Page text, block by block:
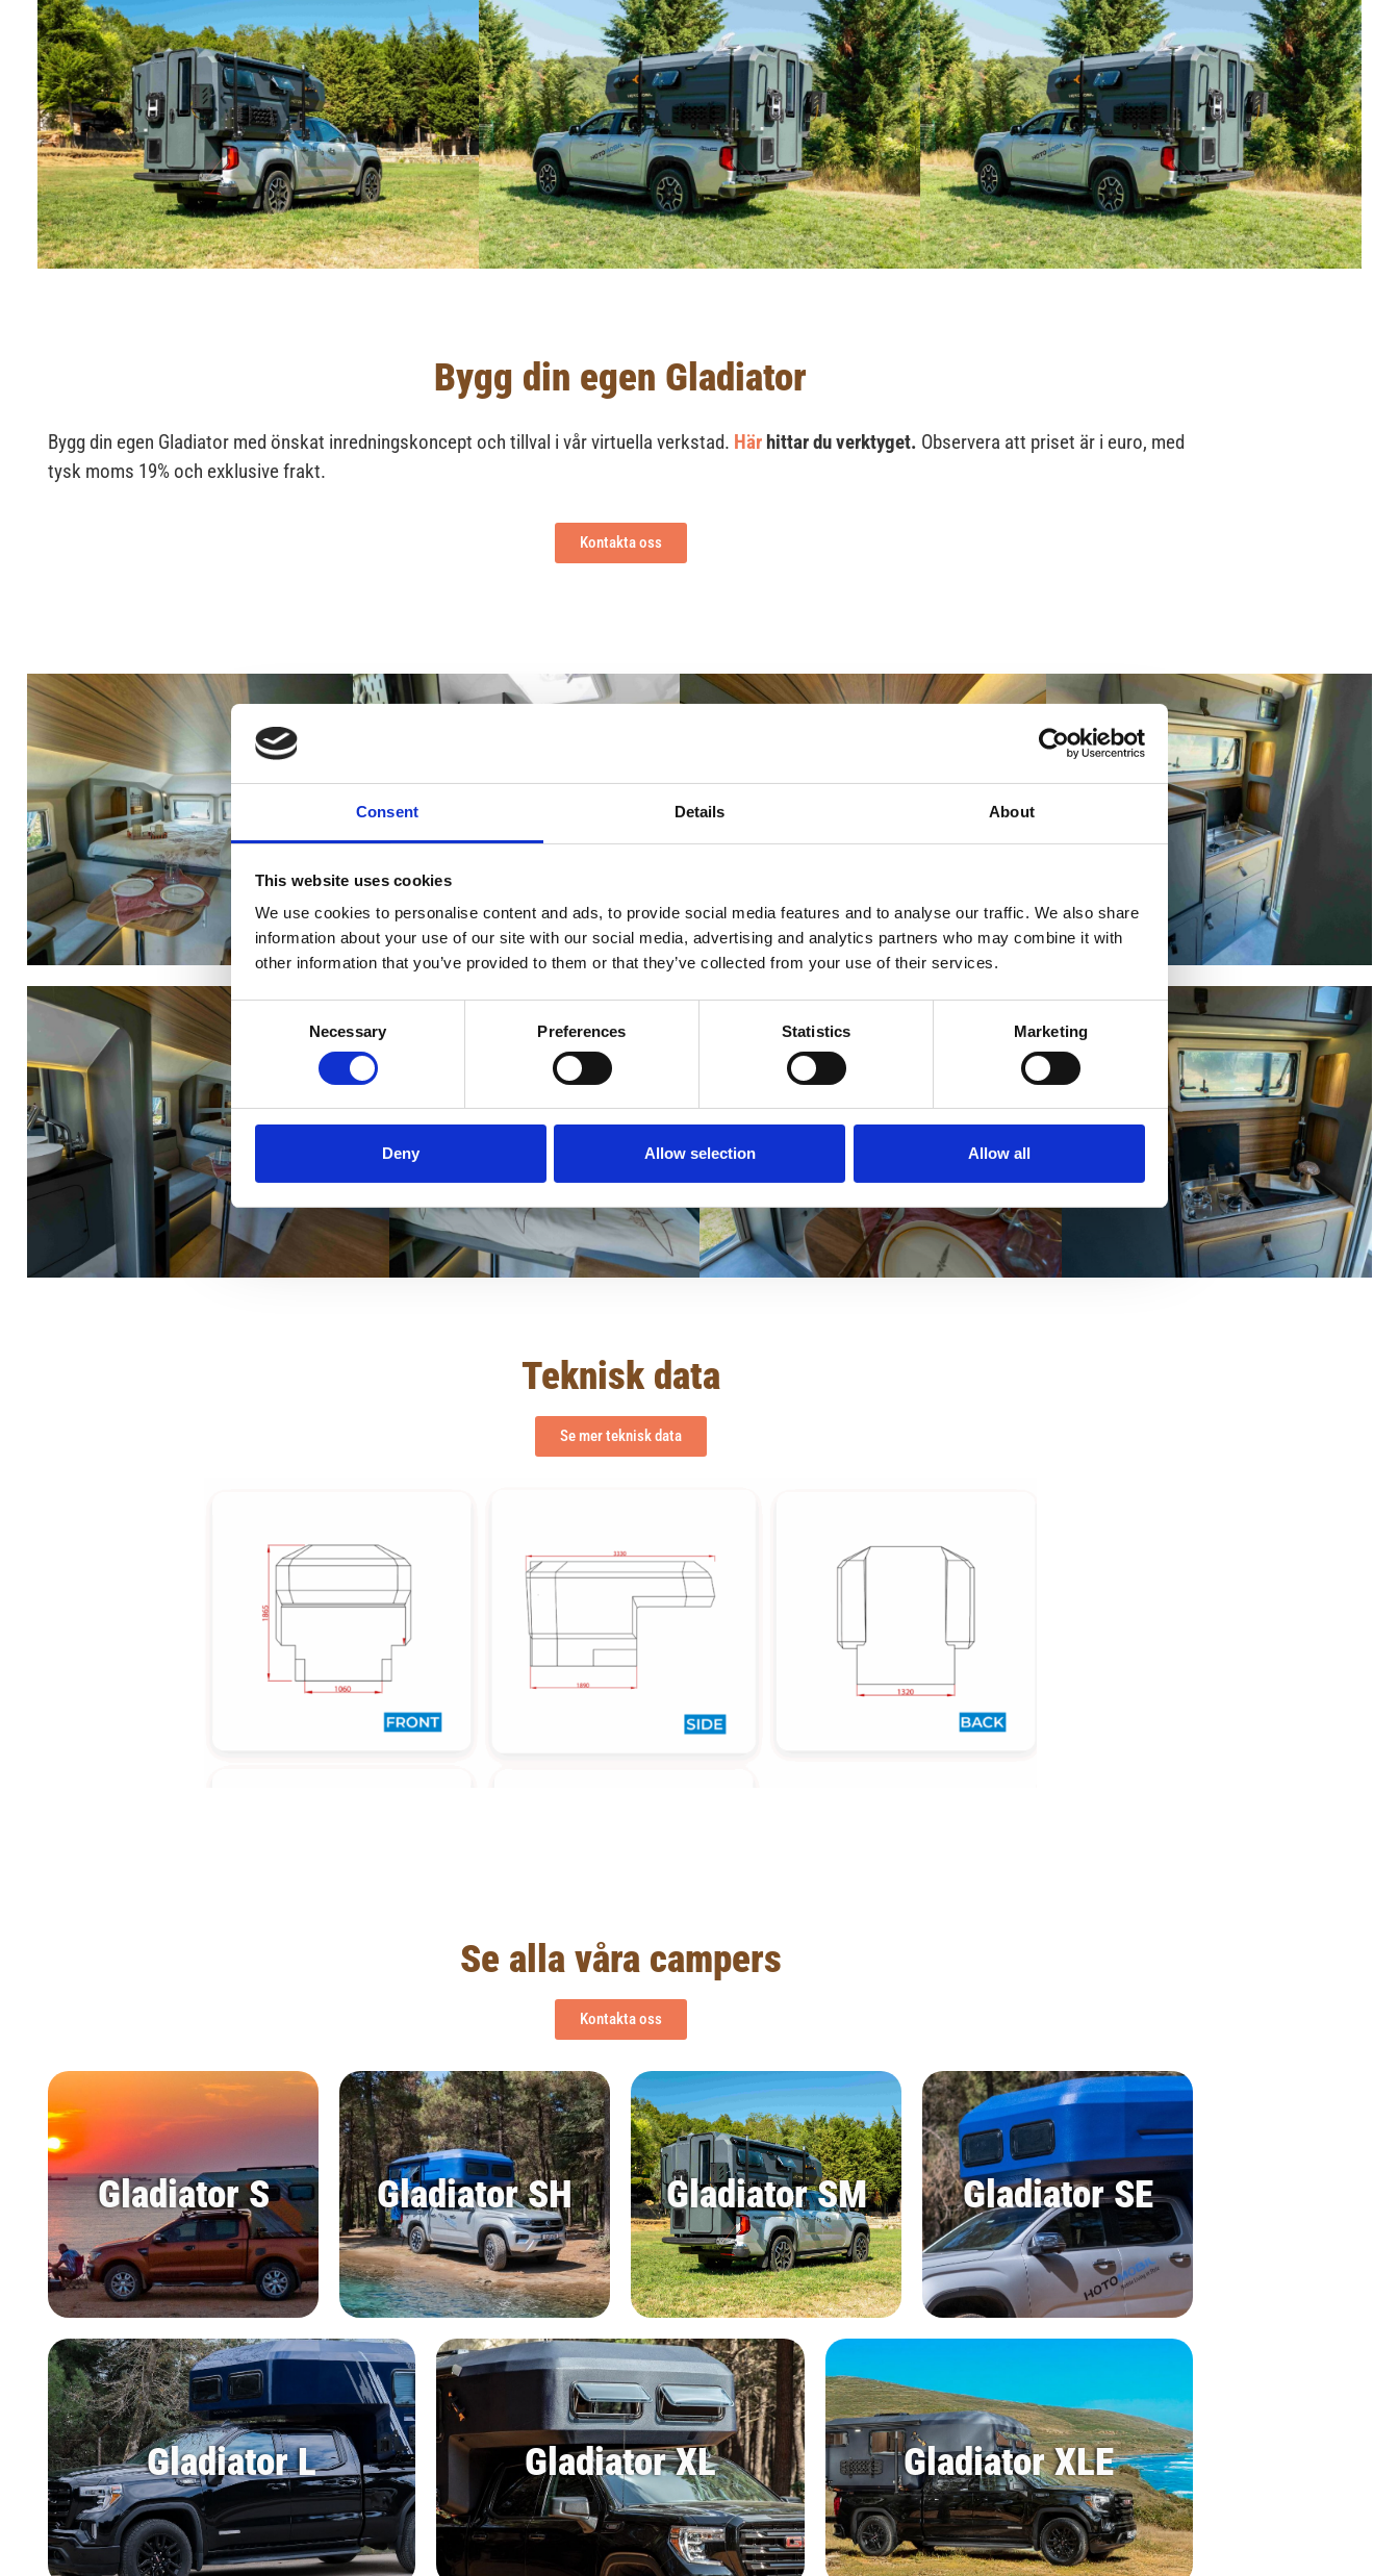
Consent Details About
This website uses cookies
We use cookies to personalise content and ads, to provide social media features and to analyse our traffic. We also share
information about your use of our site with our social media, advertising and analytics partners who may combine it with
other information that you’ve provided to them or that they’ve collected from your use of their services.
Necessary Preferences Statistics Marketing
Deny Allow selection Allow all
Bygg din egen Gladiator
Bygg din egen Gladiator med önskat inredningskoncept och tillval i vår virtuella verkstad. Här hittar du verktyget. Observera att priset är i euro, med
tysk moms 19% och exklusive frakt.
Kontakta oss
Teknisk data
Se mer teknisk data
Se alla våra campers
Kontakta oss
Gladiator S Gladiator SH Gladiator SM Gladiator SE
Gladiator L Gladiator XL Gladiator XLE